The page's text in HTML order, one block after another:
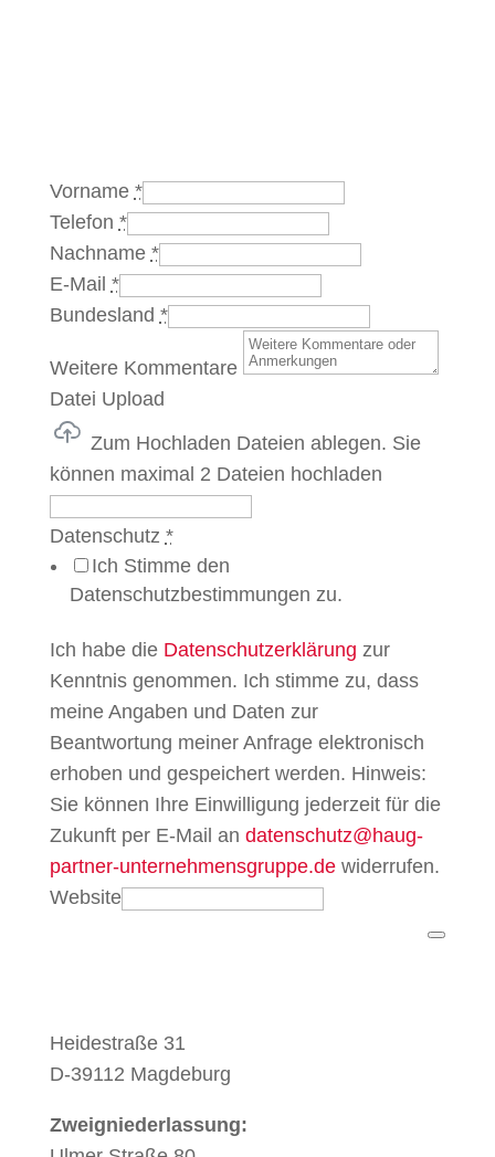
Vorname *
Telefon *
Nachname *
E-Mail *
Bundesland *
Weitere Kommentare
Datei Upload
Zum Hochladen Dateien ablegen. Sie
können maximal 2 Dateien hochladen
Datenschutz *
Ich Stimme den
Datenschutzbestimmungen zu.
Ich habe die Datenschutzerklärung zur
Kenntnis genommen. Ich stimme zu, dass
meine Angaben und Daten zur
Beantwortung meiner Anfrage elektronisch
erhoben und gespeichert werden. Hinweis:
Sie können Ihre Einwilligung jederzeit für die
Zukunft per E-Mail an datenschutz@haug-
partner-unternehmensgruppe.dewiderrufen.
Website
Heidestraße 31
D-39112 Magdeburg
Zweigniederlassung: